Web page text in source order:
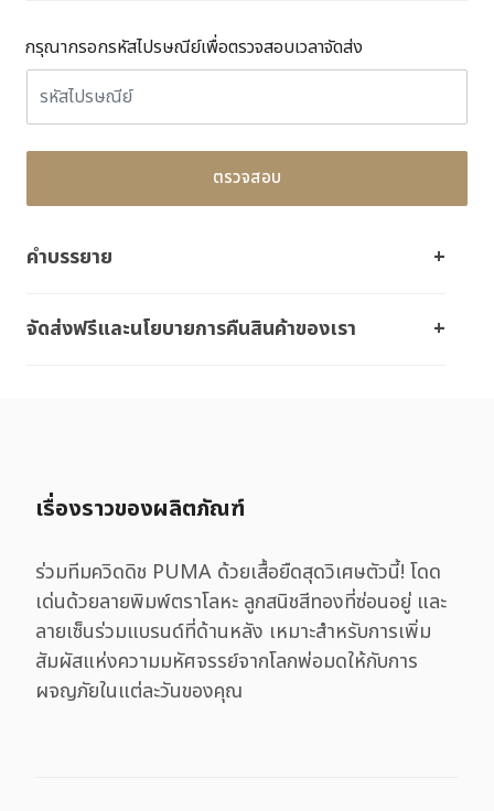
กรุณากรอกรหัสไปรษณีย์เพื่อตรวจสอบเวลาจัดส่ง
ตรวจสอบ
คำบรรยาย
จัดส่งฟรีและนโยบายการคืนสินค้าของเรา
เรื่องราวของผลิตภัณฑ์
ร่วมทีมควิดดิช PUMA ด้วยเสื้อยืดสุดวิเศษตัวนี้! โดด
เด่นด้วยลายพิมพ์ตราโลหะ ลูกสนิชสีทองที่ซ่อนอยู่ และ
ลายเซ็นร่วมแบรนด์ที่ด้านหลัง เหมาะสำหรับการเพิ่ม
สัมผัสแห่งความมหัศจรรย์จากโลกพ่อมดให้กับการ
ผจญภัยในแต่ละวันของคุณ